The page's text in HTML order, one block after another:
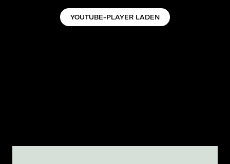
Überzeugt euch selbst und sichert euch
schon jetzt die Tickets zur 'Wind der Freiheit'
YOUTUBE-PLAYER LADEN